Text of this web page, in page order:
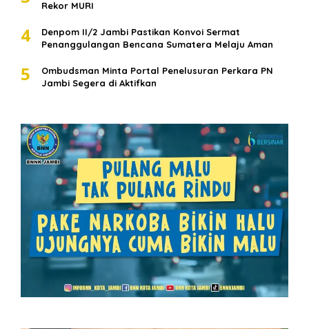
Rekor MURI
4
Denpom II/2 Jambi Pastikan Konvoi Sermat
Penanggulangan Bencana Sumatera Melaju Aman
5
Ombudsman Minta Portal Penelusuran Perkara PN
Jambi Segera di Aktifkan